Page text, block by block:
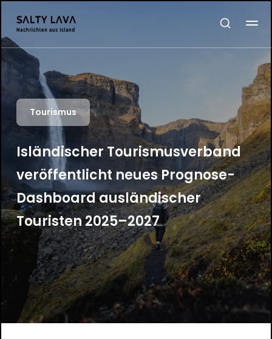
Tourismus
Isländischer Tourismusverband
veröffentlicht neues Prognose-
Dashboard ausländischer
Touristen 2025–2027